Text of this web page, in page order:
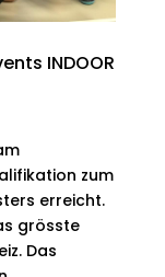
INDOOR
zum
erreicht.
grösste
Das